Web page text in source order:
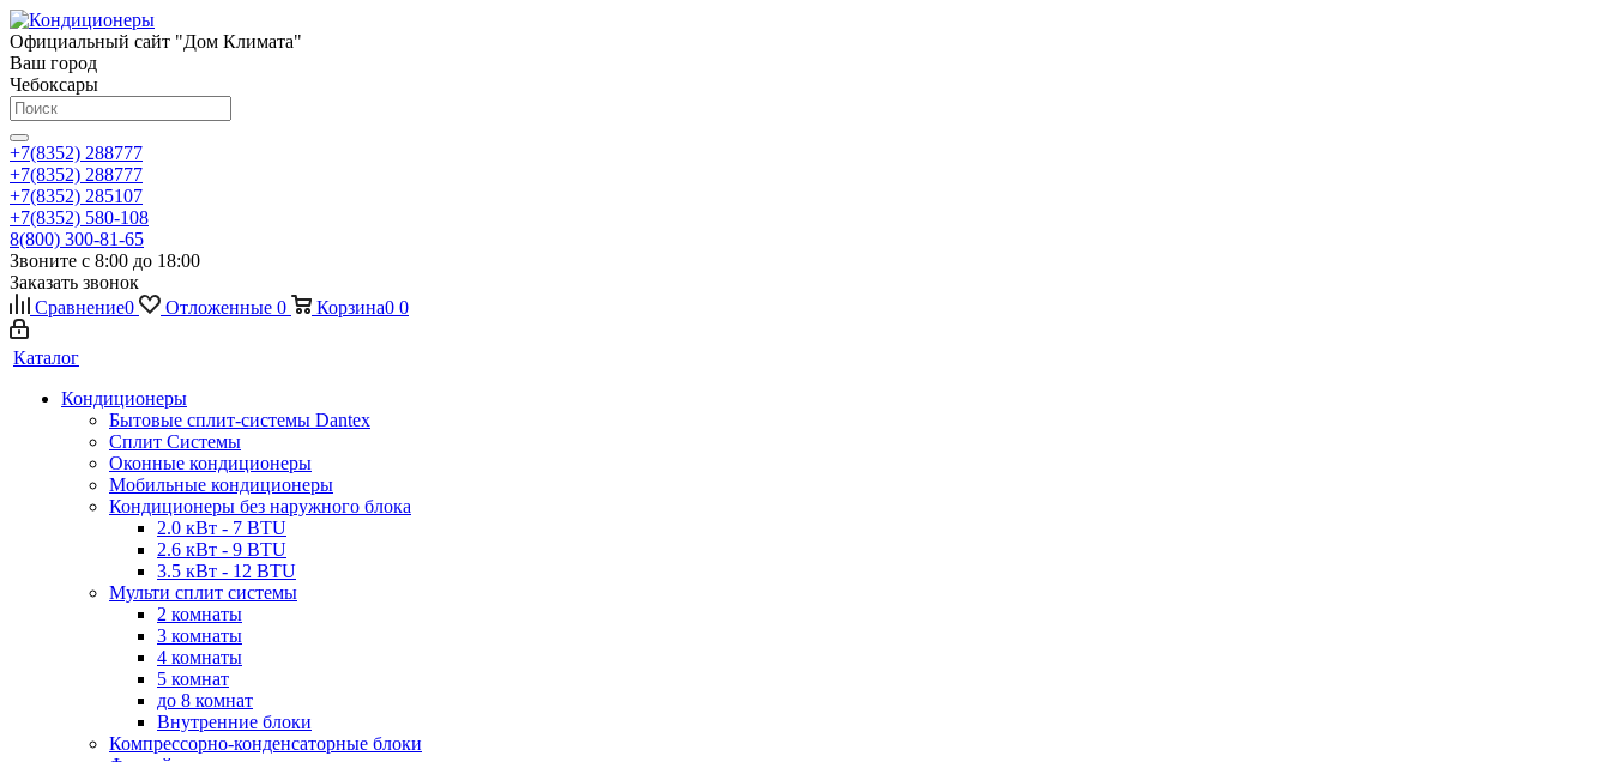
Официальный сайт "Дом Климата"
Ваш город
Чебоксары
+7(8352) 288777
+7(8352) 288777
+7(8352) 285107
+7(8352) 580-108
8(800) 300-81-65
Звоните с 8:00 до 18:00
Заказать звонок
Сравнение0 Отложенные 0 Корзина0 0
Каталог
Кондиционеры
Бытовые сплит-системы Dantex
Сплит Системы
Оконные кондиционеры
Мобильные кондиционеры
Кондиционеры без наружного блока
2.0 кВт - 7 BTU
2.6 кВт - 9 BTU
3.5 кВт - 12 BTU
Мульти сплит системы
2 комнаты
3 комнаты
4 комнаты
5 комнат
до 8 комнат
Внутренние блоки
Компрессорно-конденсаторные блоки